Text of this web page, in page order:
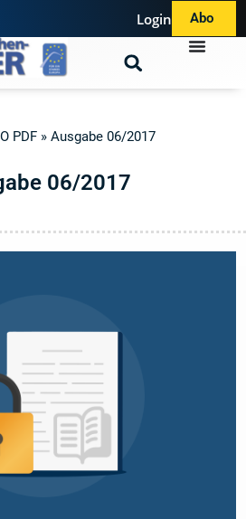
Login Abo
PDF» Ausgabe 06/2017
abe 06/2017